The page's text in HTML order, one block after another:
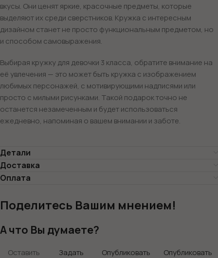
вкусы. Они ценят яркие, красочные предметы, которые
выделяют их среди сверстников. Кружка с интересным
дизайном станет не просто функциональным предметом, но
и способом самовыражения.
Выбирая кружку для девочки 3 класса, обратите внимание на
её увлечения — это может быть кружка с изображением
любимых персонажей, с мотивирующими надписями или
просто с милыми рисунками. Такой подарок точно не
останется незамеченным и будет использоваться
ежедневно, напоминая о вашем внимании и заботе.
Детали
Доставка
Оплата
Поделитесь Вашим мнением!
А что Вы думаете?
Оставить
Задать
Опубликовать
Опубликовать